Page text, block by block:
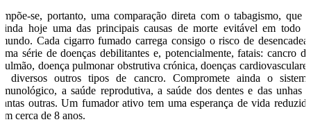
Impõe-se, portanto, uma comparação direta com o tabagismo, que é
ainda hoje uma das principais causas de morte evitável em todo o
mundo. Cada cigarro fumado carrega consigo o risco de desencadear
uma série de doenças debilitantes e, potencialmente, fatais: cancro do
pulmão, doença pulmonar obstrutiva crónica, doenças cardiovasculares
e diversos outros tipos de cancro. Compromete ainda o sistema
imunológico, a saúde reprodutiva, a saúde dos dentes e das unhas e
tantas outras. Um fumador ativo tem uma esperança de vida reduzida
em cerca de 8 anos.